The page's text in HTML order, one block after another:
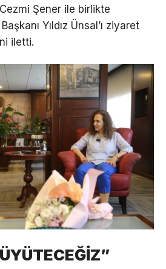
Şener ile birlikte
Yıldız Ünsal’ı ziyaret
iletti.